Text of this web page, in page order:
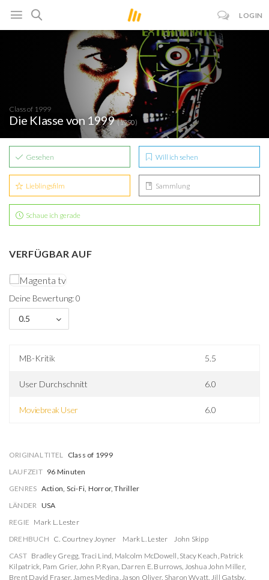
LOGIN
Class of 1999
Die Klasse von 1999(1990)
Gesehen Will ich sehen
Lieblingsfilm Sammlung
Schaue ich gerade
VERFÜGBAR AUF
Deine Bewertung: 0
0.5
MB-Kritik 5.5
User Durchschnitt 6.0
Moviebreak User 6.0
ORIGINAL TITEL Class of 1999
LAUFZEIT 96 Minuten
GENRES Action, Sci-Fi, Horror, Thriller
LÄNDER USA
REGIE Mark L. Lester
DREHBUCH C. Courtney Joyner Mark L. Lester
John Skipp
CAST Bradley Gregg, Traci Lind, Malcolm McDowell, Stacy Keach, Patrick
Kilpatrick, Pam Grier, John P. Ryan, Darren E. Burrows, Joshua John Miller,
Brent David Fraser, James Medina,Jason Oliver, Sharon Wyatt, Jill Gatsby,